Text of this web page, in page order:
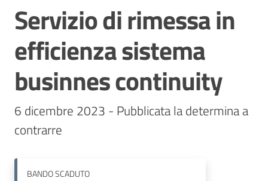
Stazioni
appaltanti
Contatti
Salta al contenuto
Servizio di rimessa in
efficienza sistema
businnes continuity
6 dicembre 2023 - Pubblicata la determina a
contrarre
BANDOSCADUTO